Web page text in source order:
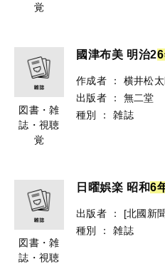
覚
図書・雑
誌・視聴
覚
國津布美 明治26
作成者 ：
横井松
出版者
：
無二堂
種別
： 雑誌
図書・雑
誌・視聴
日曜娯楽 昭和6
出版者 ：
[北國新
種別
： 雑誌